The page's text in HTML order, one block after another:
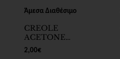
Άμεσα Διαθέσιμο
CREOLE
ACETONE
SEMIPERMANENT
NAIL POLISH
2,00€